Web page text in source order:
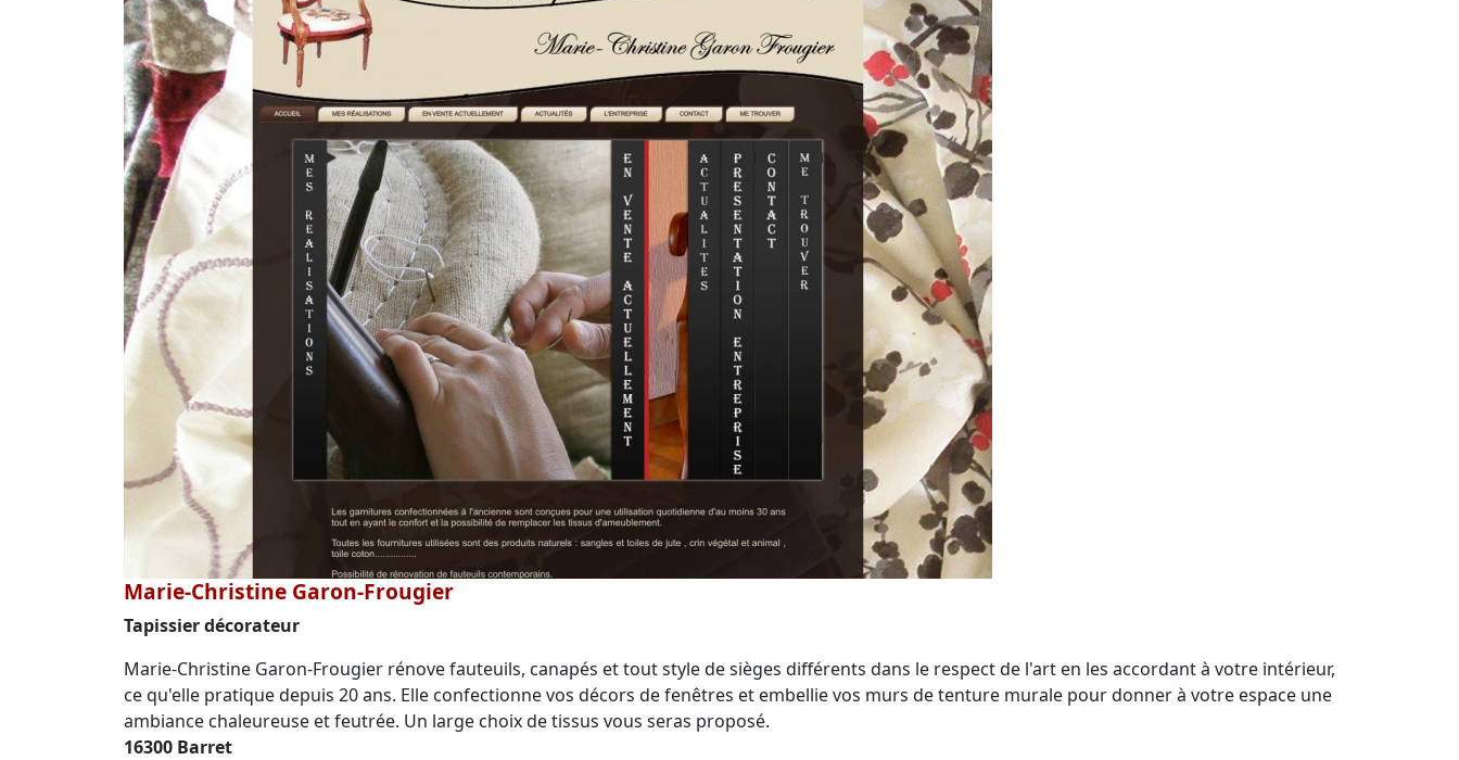
Marie-Christine Garon-Frougier
Tapissier décorateur
Marie-Christine Garon-Frougier rénove fauteuils, canapés et tout style de sièges différents dans le respect de l'art en les accordant à votre intérieur,
ce qu'elle pratique depuis 20 ans. Elle confectionne vos décors de fenêtres et embellie vos murs de tenture murale pour donner à votre espace une
ambiance chaleureuse et feutrée. Un large choix de tissus vous seras proposé.
16300 Barret